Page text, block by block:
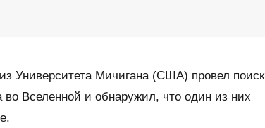
Университета Мичигана (США) провел поиск
во Вселенной и обнаружил, что один из них